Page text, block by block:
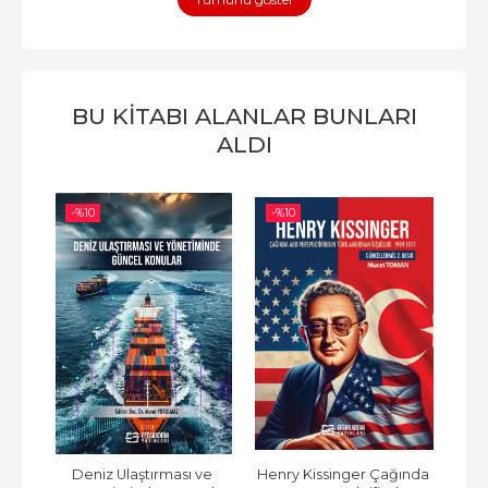
BU KITABI ALANLAR BUNLARI
ALDI
-%10
Deniz Ulaştırması ve
-%10
Henry Kissinger Çağında